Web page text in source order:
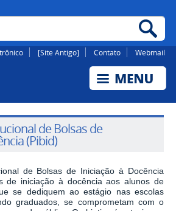
[Site Antigo] Contato Webmail
de Bolsas de
(Pibid)
de Bolsas de Iniciação à Docência
de iniciação à docência aos alunos de
se dediquem ao estágio nas escolas
graduados, se comprometam com o